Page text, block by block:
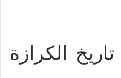
الكرازة